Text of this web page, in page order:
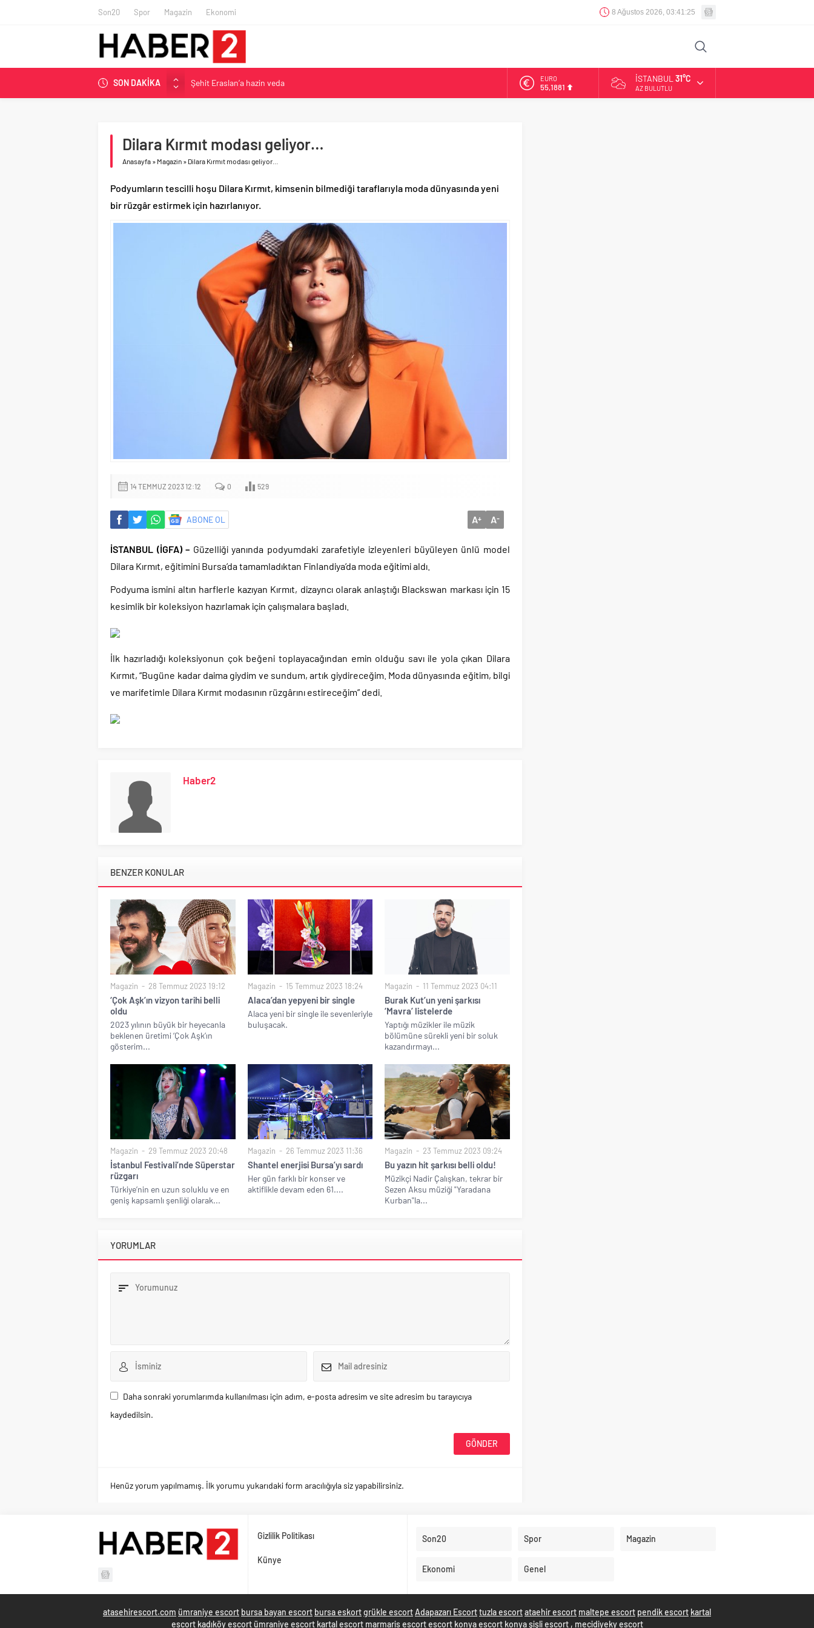
Son20 Spor Magazin Ekonomi 8 Ağustos 2026, 03:41:25
SON DAKİKA
Şehit Eraslan’a hazin veda
Toprak Razgatlıoğlu Çekya’da ikinci oldu
BAU Tıp’tan öğrencilerine 500 bin liralık bilimsel destek
İzmit Belediyesi’nden Tepeköy’de asfalt mesaisi
EURO
55,1881
İSTANBUL 31°C
AZ BULUTLU
Dilara Kırmıt modası geliyor…
Anasayfa » Magazin » Dilara Kırmıt modası geliyor…
Podyumların tescilli hoşu Dilara Kırmıt, kimsenin bilmediği taraflarıyla moda dünyasında yeni
bir rüzgâr estirmek için hazırlanıyor.
14 TEMMUZ 2023 12:12 0 529
ABONE OL A+ A-
İSTANBUL (İGFA) – Güzelliği yanında podyumdaki zarafetiyle izleyenleri büyüleyen ünlü model
Dilara Kırmıt, eğitimini Bursa’da tamamladıktan Finlandiya’da moda eğitimi aldı.
Podyuma ismini altın harflerle kazıyan Kırmıt, dizayncı olarak anlaştığı Blackswan markası için 15
kesimlik bir koleksiyon hazırlamak için çalışmalara başladı.
İlk hazırladığı koleksiyonun çok beğeni toplayacağından emin olduğu savı ile yola çıkan Dilara
Kırmıt, “Bugüne kadar daima giydim ve sundum, artık giydireceğim. Moda dünyasında eğitim, bilgi
ve marifetimle Dilara Kırmıt modasının rüzgârını estireceğim” dedi.
Haber2
BENZER KONULAR
Magazin 28 Temmuz 2023 19:12
‘Çok Aşk’ın vizyon tarihi belli
oldu
2023 yılının büyük bir heyecanla
beklenen üretimi ‘Çok Aşk’ın
gösterim...
Magazin 15 Temmuz 2023 18:24
Alaca’dan yepyeni bir single
Alaca yeni bir single ile sevenleriyle
buluşacak.
Magazin 11 Temmuz 2023 04:11
Burak Kut’un yeni şarkısı
‘Mavra’ listelerde
Yaptığı müzikler ile müzik
bölümüne sürekli yeni bir soluk
kazandırmayı...
Magazin 29 Temmuz 2023 20:48
İstanbul Festivali’nde Süperstar
rüzgarı
Türkiye’nin en uzun soluklu ve en
geniş kapsamlı şenliği olarak...
Magazin 26 Temmuz 2023 11:36
Shantel enerjisi Bursa’yı sardı
Her gün farklı bir konser ve
aktiflikle devam eden 61....
Magazin 23 Temmuz 2023 09:24
Bu yazın hit şarkısı belli oldu!
Müzikçi Nadir Çalışkan, tekrar bir
Sezen Aksu müziği "Yaradana
Kurban"la...
YORUMLAR
Daha sonraki yorumlarımda kullanılması için adım, e-posta adresim ve site adresim bu tarayıcıya
kaydedilsin.
Henüz yorum yapılmamış. İlk yorumu yukarıdaki form aracılığıyla siz yapabilirsiniz.
Gizlilik Politikası
Künye
Son20 Spor Magazin
Ekonomi Genel
atasehirescort.com ümraniye escort bursa bayan escort bursa eskortgrükle escortAdapazarı Escorttuzla escortataehir escort maltepe escort pendik escort kartal
escort kadıköy escort ümraniye escort kartal escort marmaris escort escort konya escort konya şişli escort, mecidiyeky escort